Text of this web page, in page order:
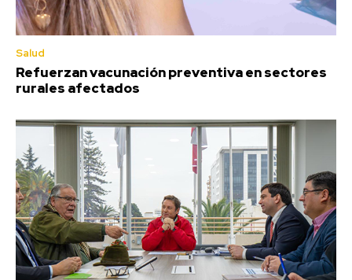
Salud
Refuerzan vacunación preventiva en sectores
rurales afectados